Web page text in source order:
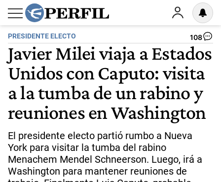
PRESIDENTE ELECTO 108
Javier Milei viaja a Estados
Unidos con Caputo: visita
a la tumba de un rabino y
reuniones en Washington
El presidente electo partió rumbo a Nueva
York para visitar la tumba del rabino
Menachem Mendel Schneerson. Luego, irá a
Washington para mantener reuniones de